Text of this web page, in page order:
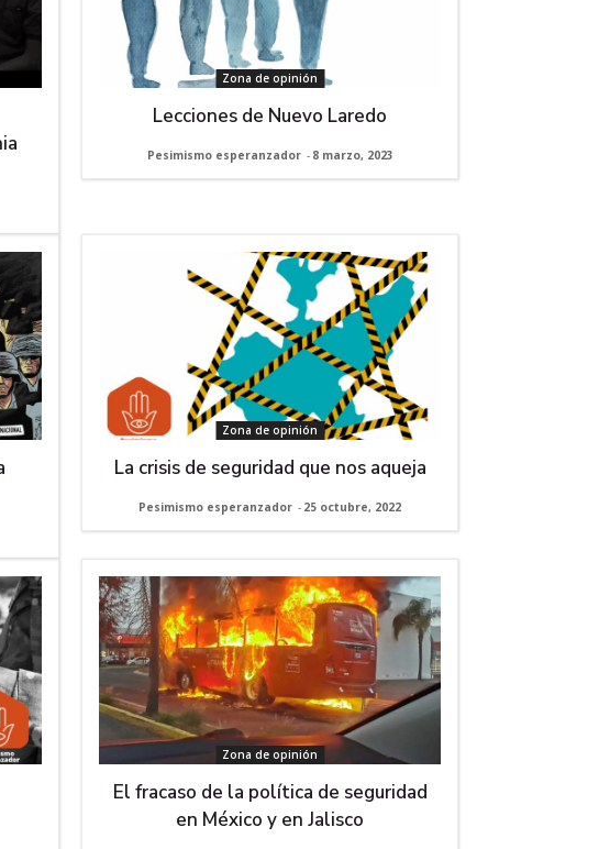
Zona de opinión
Lecciones de Nuevo Laredo
Pesimismo esperanzador - 8 marzo, 2023
Zona de opinión
La crisis de seguridad que nos aqueja
Pesimismo esperanzador - 25 octubre, 2022
Zona de opinión
El fracaso de la política de seguridad
en México y en Jalisco